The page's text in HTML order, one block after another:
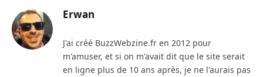
Erwan
J'ai créé BuzzWebzine.fr en 2012 pour
m'amuser, et si on m'avait dit que le site serait
en ligne plus de 10 ans après, je ne l'aurais pas